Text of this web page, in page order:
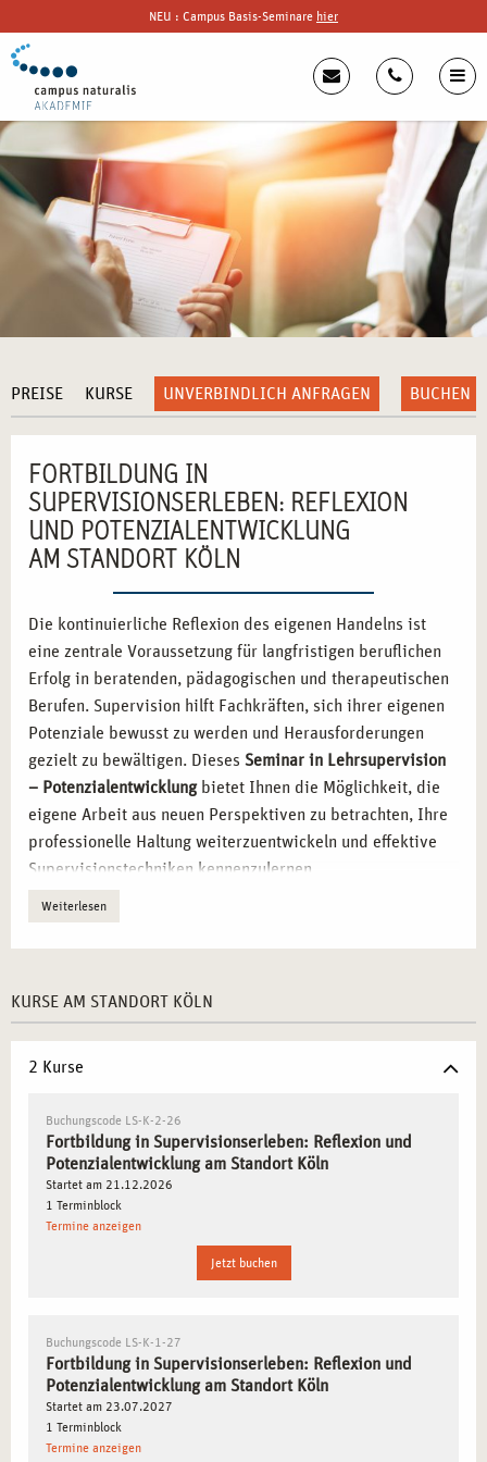
NEU : Campus Basis-Seminare hier
PREISE KURSE UNVERBINDLICH ANFRAGEN BUCHEN
FORTBILDUNG IN
SUPERVISIONSERLEBEN: REFLEXION
UND POTENZIALENTWICKLUNG
AM STANDORT KÖLN
Die kontinuierliche Reflexion des eigenen Handelns ist
eine zentrale Voraussetzung für langfristigen beruflichen
Erfolg in beratenden, pädagogischen und therapeutischen
Berufen. Supervision hilft Fachkräften, sich ihrer eigenen
Potenziale bewusst zu werden und Herausforderungen
gezielt zu bewältigen. Dieses Seminar in Lehrsupervision
– Potenzialentwicklungbietet Ihnen die Möglichkeit, die
eigene Arbeit aus neuen Perspektiven zu betrachten, Ihre
professionelle Haltung weiterzuentwickeln und effektive
Supervisionstechniken kennenzulernen.
Eigene Stärken bewusst wahrnehmen und gezielt
anwenden– Einführung in bewährte
Reflexionsmethoden für den Berufsalltag.
Gruppendynamiken verstehen und aktiv gestalten
Begleitung von Teams.
Strategien zur Konfliktlösung und Entscheidungsfindung
Selbstfürsorge und Resilienz als Teil der professionellen
Praxis etablieren– Nachhaltige Methoden zur
Stressbewältigung anwenden.
Weiterlesen
KURSE AM STANDORT KÖLN
2 Kurse
Buchungscode LS-K-2-26
Fortbildung in Supervisionserleben: Reflexion und
Potenzialentwicklung am Standort Köln
Startet am 21.12.2026
1 Terminblock
Termine anzeigen
Jetzt buchen
Buchungscode LS-K-1-27
Fortbildung in Supervisionserleben: Reflexion und
Potenzialentwicklung am Standort Köln
Startet am 23.07.2027
1 Terminblock
Termine anzeigen